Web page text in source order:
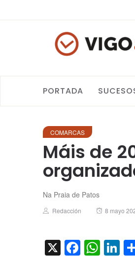
PORTADA
COMARCAS
Máis de
Na Praia de Patos
Author
Redacción
Posted
8 mayo
X